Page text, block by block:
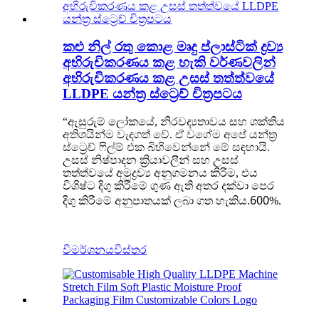
කළු නිල් රතු කොළ මෘදු ප්ලාස්ටික් ද්‍රව්‍ය
අභිරුචිකරණය කළ හැකි වර්ණවලින්
අභිරුචිකරණය කළ උසස් තත්ත්වයේ
LLDPE යන්ත්‍ර ස්ට්‍රෙච් චිත්‍රපටය
“ඇසුරුම් ලෝකයේ, නිරවද්‍යතාවය සහ ශක්තිය
අතිශයින්ම වැදගත් වේ. ඒ වගේම අපේ යන්ත්‍ර
ස්ට්‍රෙච් ෆිල්ම් එක බිහිවෙන්නේ මේ සඳහායි.
උසස් නිෂ්පාදන ක්‍රියාවලීන් සහ උසස්
තත්ත්වයේ අමුද්‍රව්‍ය අනුගමනය කිරීම, එය
විශිෂ්ට දිගු කිරීමේ ගුණ ඇති අතර දක්වා පෙර
දිගු කිරීමේ අනුපාතයක් ලබා ගත හැකිය.600%.
විමර්ශනයවිස්තර